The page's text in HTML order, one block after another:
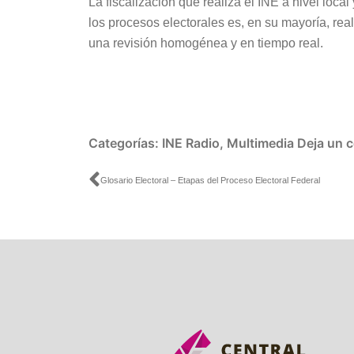
audio
los procesos electorales es, en su mayoría,
una revisión homogénea y en tiempo real.
Categorías: INE Radio, Multimedia Deja un
Ant
Glosario Electoral – Etapas del Proceso Electoral Federal